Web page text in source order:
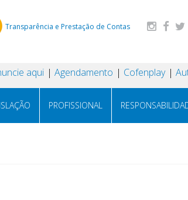
Transparência e Prestação de Contas
aqui Agendamento Cofenplay
PROFISSIONAL